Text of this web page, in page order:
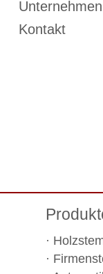
Unternehmen
Kontakt